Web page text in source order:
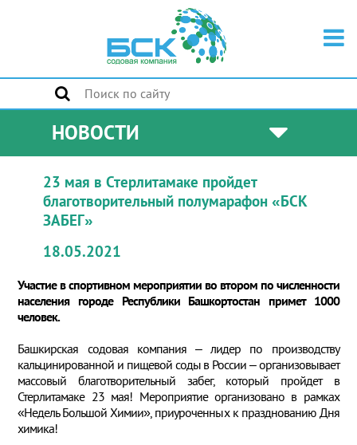
НОВОСТИ
23 мая в Стерлитамаке пройдет
благотворительный полумарафон «БСК
ЗАБЕГ»
18.05.2021
Участие в спортивном мероприятии во втором по численности
населения городе Республики Башкортостан примет 1000
человек.
Башкирская содовая компания – лидер по производству
кальцинированной и пищевой соды в России – организовывает
массовый благотворительный забег, который пройдет в
Стерлитамаке 23 мая! Мероприятие организовано в рамках
«Недель Большой Химии», приуроченных к празднованию Дня
химика!